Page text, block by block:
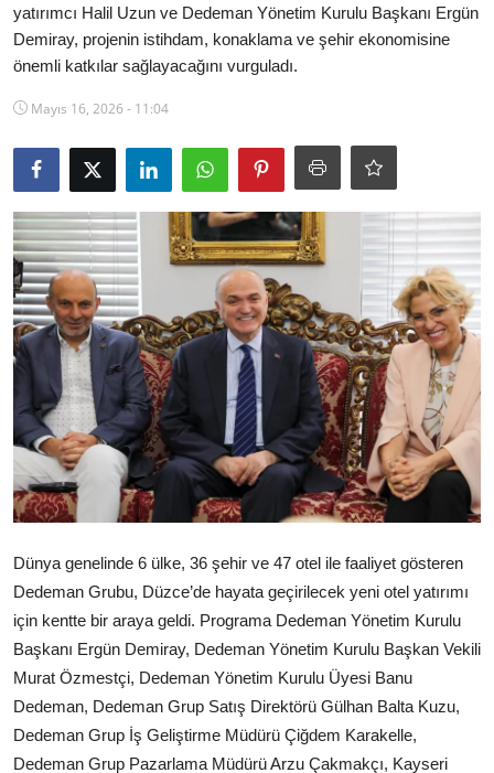
Siber Güvenlik
Eğitim
Ekonomi
Kütahya
Özel Haber
Teknoloji
Spor
TBMM Haberleri
Belediye
Sağlık
SON DAKİKA
Köşe Yazısı
Dernek
Gastronomi
yatırımcı Halil Uzun ve Dedeman Yönetim Kurulu Başkanı Ergün
Demiray, projenin istihdam, konaklama ve şehir ekonomisine
önemli katkılar sağlayacağını vurguladı.
Mayıs 16, 2026 - 11:04
Dünya genelinde 6 ülke, 36 şehir ve 47 otel ile faaliyet gösteren
Dedeman Grubu, Düzce’de hayata geçirilecek yeni otel yatırımı
için kentte bir araya geldi. Programa Dedeman Yönetim Kurulu
Başkanı Ergün Demiray, Dedeman Yönetim Kurulu Başkan Vekili
Murat Özmestçi, Dedeman Yönetim Kurulu Üyesi Banu
Dedeman, Dedeman Grup Satış Direktörü Gülhan Balta Kuzu,
Dedeman Grup İş Geliştirme Müdürü Çiğdem Karakelle,
Dedeman Grup Pazarlama Müdürü Arzu Çakmakçı, Kayseri